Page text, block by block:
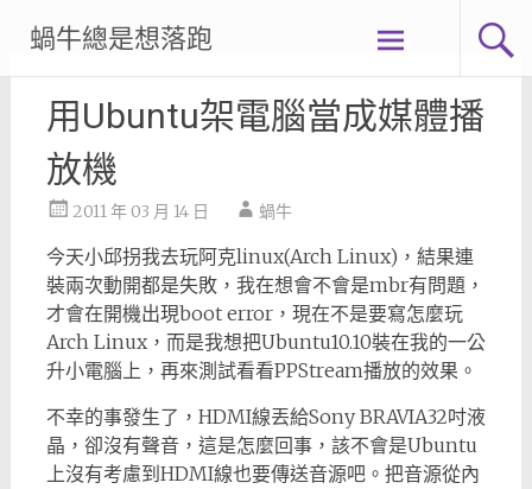
content
蝸牛總是想落跑
用Ubuntu架電腦當成媒體播
放機
2011 年 03 月 14 日 蝸牛
今天小邱拐我去玩阿克linux(Arch Linux)，結果連
裝兩次動開都是失敗，我在想會不會是mbr有問題，
才會在開機出現boot error，現在不是要寫怎麼玩
Arch Linux，而是我想把Ubuntu10.10裝在我的一公
升小電腦上，再來測試看看PPStream播放的效果。
不幸的事發生了，HDMI線丟給Sony BRAVIA32吋液
晶，卻沒有聲音，這是怎麼回事，該不會是Ubuntu
上沒有考慮到HDMI線也要傳送音源吧。 把音源從內